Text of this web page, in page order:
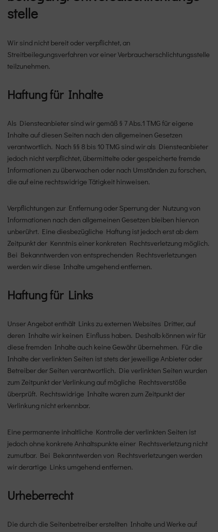
stelle
Wir sind nicht bereit oder verpflichtet, an
Streitbeilegungsverfahren vor einer Verbraucherschlichtungsstelle
teilzunehmen.
Haftung für Inhalte
Als Diensteanbieter sind wir gemäß § 7 Abs.1 TMG für eigene
Inhalte auf diesen Seiten nach den allgemeinen Gesetzen
verantwortlich. Nach §§ 8 bis 10 TMG sind wir als Diensteanbieter
jedoch nicht verpflichtet, übermittelte oder gespeicherte fremde
Informationen zu überwachen oder nach Umständen zu forschen,
die auf eine rechtswidrige Tätigkeit hinweisen.
Verpflichtungen zur Entfernung oder Sperrung der Nutzung von
Informationen nach den allgemeinen Gesetzen bleiben hiervon
unberührt. Eine diesbezügliche Haftung ist jedoch erst ab dem
Zeitpunkt der Kenntnis einer konkreten Rechtsverletzung möglich.
Bei Bekanntwerden von entsprechenden Rechtsverletzungen
werden wir diese Inhalte umgehend entfernen.
Haftung für Links
Unser Angebot enthält Links zu externen Websites Dritter, auf
deren Inhalte wir keinen Einfluss haben. Deshalb können wir für
diese fremden Inhalte auch keine Gewähr übernehmen. Für die
Inhalte der verlinkten Seiten ist stets der jeweilige Anbieter oder
Betreiber der Seiten verantwortlich. Die verlinkten Seiten wurden
zum Zeitpunkt der Verlinkung auf mögliche Rechtsverstöße
überprüft. Rechtswidrige Inhalte waren zum Zeitpunkt der
Verlinkung nicht erkennbar.
Eine permanente inhaltliche Kontrolle der verlinkten Seiten ist
jedoch ohne konkrete Anhaltspunkte einer Rechtsverletzung nicht
zumutbar. Bei Bekanntwerden von Rechtsverletzungen werden
wir derartige Links umgehend entfernen.
Urheberrecht
Die durch die Seitenbetreiber erstellten Inhalte und Werke auf